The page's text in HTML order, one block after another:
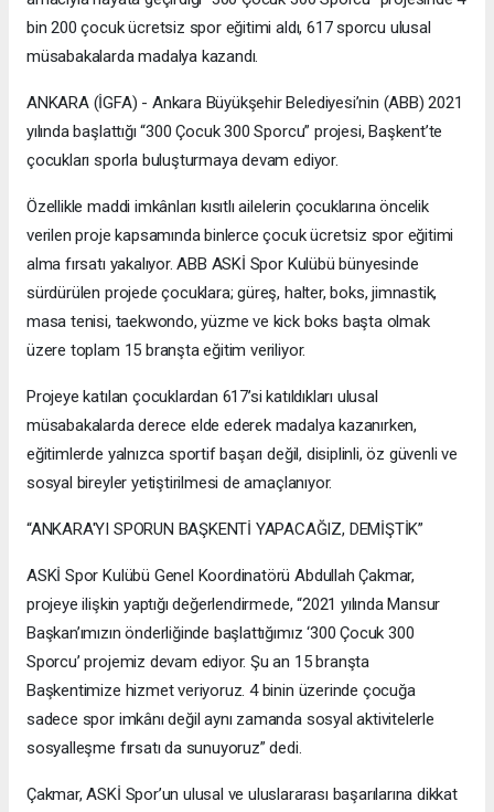
bin 200 çocuk ücretsiz spor eğitimi aldı, 617 sporcu ulusal
müsabakalarda madalya kazandı.
ANKARA (İGFA) - Ankara Büyükşehir Belediyesi’nin (ABB) 2021
yılında başlattığı “300 Çocuk 300 Sporcu” projesi, Başkent’te
çocukları sporla buluşturmaya devam ediyor.
Özellikle maddi imkânları kısıtlı ailelerin çocuklarına öncelik
verilen proje kapsamında binlerce çocuk ücretsiz spor eğitimi
alma fırsatı yakalıyor. ABB ASKİ Spor Kulübü bünyesinde
sürdürülen projede çocuklara; güreş, halter, boks, jimnastik,
masa tenisi, taekwondo, yüzme ve kick boks başta olmak
üzere toplam 15 branşta eğitim veriliyor.
Projeye katılan çocuklardan 617’si katıldıkları ulusal
müsabakalarda derece elde ederek madalya kazanırken,
eğitimlerde yalnızca sportif başarı değil, disiplinli, öz güvenli ve
sosyal bireyler yetiştirilmesi de amaçlanıyor.
“ANKARA'YI SPORUN BAŞKENTİ YAPACAĞIZ, DEMİŞTİK”
ASKİ Spor Kulübü Genel Koordinatörü Abdullah Çakmar,
projeye ilişkin yaptığı değerlendirmede, “2021 yılında Mansur
Başkan’ımızın önderliğinde başlattığımız ‘300 Çocuk 300
Sporcu’ projemiz devam ediyor. Şu an 15 branşta
Başkentimize hizmet veriyoruz. 4 binin üzerinde çocuğa
sadece spor imkânı değil aynı zamanda sosyal aktivitelerle
sosyalleşme fırsatı da sunuyoruz” dedi.
Çakmar, ASKİ Spor’un ulusal ve uluslararası başarılarına dikkat